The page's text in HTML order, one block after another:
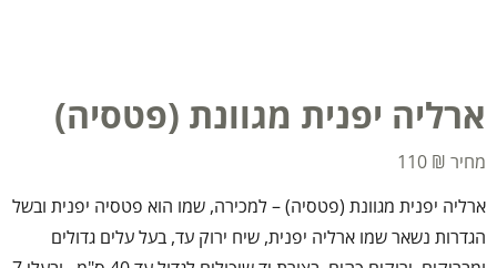
ארליה יפנית מגוונת (פטסיה)
110 ₪
ארליה יפנית מגוונת (פטסיה) – למכירה, שמו הוא פטסיה יפנית ובשל
הגדרות נשאר שמו ארליה יפנית, שיח ירוק עד, בעל עלים גדולים